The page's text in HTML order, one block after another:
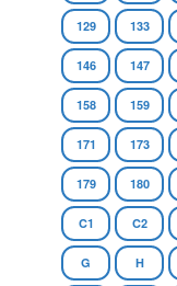
129 133
146 147
158 159
171 173
179 180
C1 C2
G H